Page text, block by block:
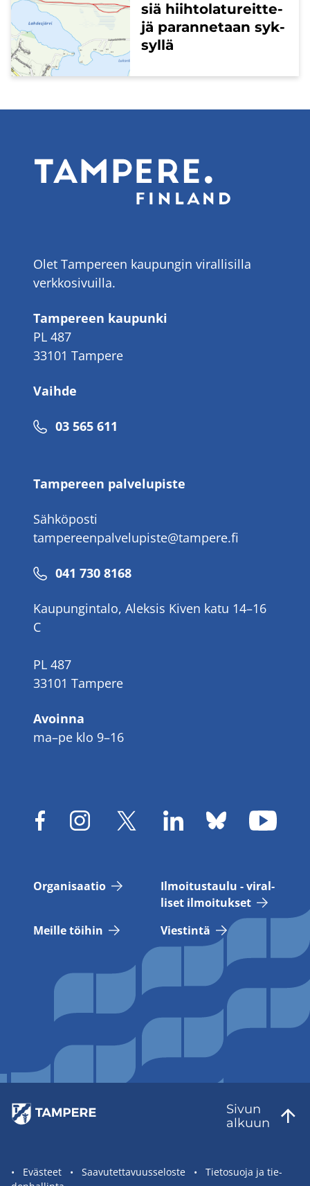
siä hiih­to­la­tu­reit­te­
jä pa­ran­ne­taan syk­
syl­lä
Olet Tampereen kaupungin virallisilla
verkkosivuilla.
Tampereen kaupunki
PL 487
33101 Tampere
Vaihde
Puhelinnumero
03 565 611
Tampereen palvelupiste
Sähköposti
tampereenpalvelupiste@tampere.fi
Puhelinnumero
041 730 8168
Kaupungintalo, Aleksis Kiven katu 14–16
C
PL 487
33101 Tampere
Avoinna
ma–pe klo 9–16
Or­ga­ni­saa­tio
Il­moi­tus­tau­lu - vi­ral­
li­set il­moi­tuk­set
Meil­le töi­hin
Vies­tin­tä
Sivun
al­kuun
Sivuston
Eväs­teet Saa­vu­tet­ta­vuus­se­los­te
Tie­to­suo­ja ja tie­